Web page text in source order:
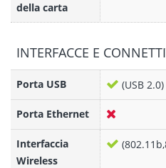
della carta
INTERFACCE E
Porta USB (USB 2.0)
Porta Ethernet
Interfaccia
Wireless